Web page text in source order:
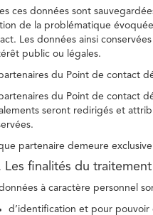
ces données sont
de la problématique
Les données ainsi
public ou légales.
du Point de contact
du Point de contact
seront redirigés et
partenaire demeure
Les finalités du
à caractère personnel
d’identification et pour pouvoir